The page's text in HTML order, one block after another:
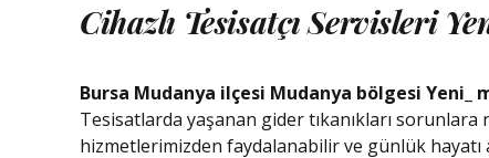
Cihazlı Tesisatçı Servisleri
Bursa Mudanya ilçesi Mudanya bölgesi Yeni_
Tesisatlarda yaşanan gider tıkanıkları sorunlara
hizmetlerimizden faydalanabilir ve günlük